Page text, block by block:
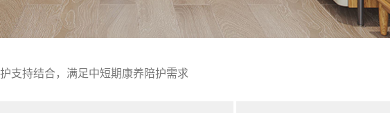
支持结合，满足中短期康养陪护需求